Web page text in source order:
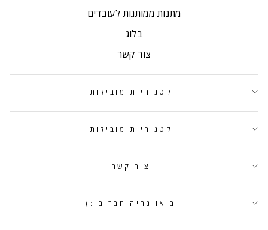
מתנות ממותגות לעובדים
בלוג
צור קשר
קטגוריות מובילות
קטגוריות מובילות
צור קשר
בואו נהיה חברים :)